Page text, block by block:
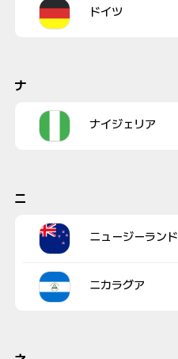
ドイツ
ナ
ナイジェリア
ニ
ニュージーランド
ニカラグア